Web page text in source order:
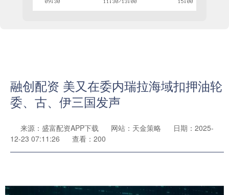
融创配资 美又在委内瑞拉海域扣押油轮
委、古、伊三国发声
来源：盛富配资APP下载 网站：天金策略
日期：2025-
12-23 07:11:26
查看：200